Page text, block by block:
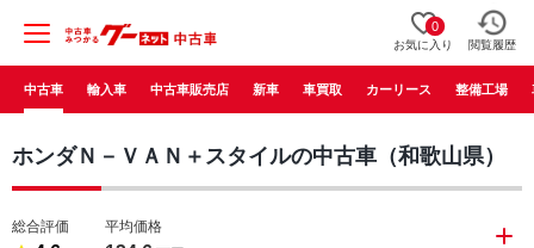
0
お気に入り 閲覧履歴
中古車 輸入車 中古車販売店 新車 車買取 カーリース 整備工場
ホンダＮ－ＶＡＮ＋スタイルの中古車（和歌山県）
総合評価 平均価格